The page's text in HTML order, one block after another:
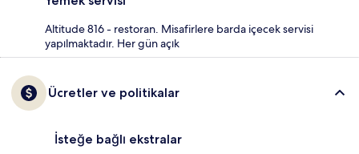
Altitude 816 - restoran. Misafirlere barda içecek servisi
yapılmaktadır. Her gün açık
Ücretler ve politikalar
İsteğe bağlı ekstralar